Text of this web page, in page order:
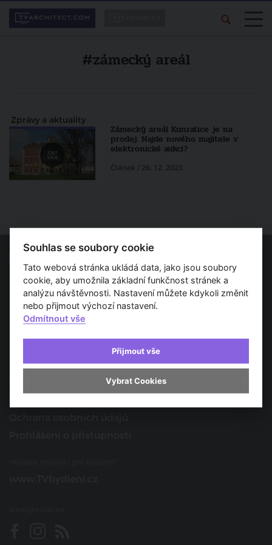
#zámecký areál
Zprávy a aktuality
Zámecký areál Kunratice je na
prodej. Najde nového majitele v
elektronické aukci?
Článek / 26. 12. 2023
Spojujeme svět architektury
O nás
Provozovatel
Kontakt
Spolupracujte s námi
Souhlas se soubory cookie
Tato webová stránka ukládá data, jako jsou soubory
cookie, aby umožnila základní funkčnost stránek a
analýzu návštěvnosti. Nastavení můžete kdykoli změnit
nebo přijmout výchozí nastavení.
Odmítnout vše
Přijmout vše
Vybrat Cookies